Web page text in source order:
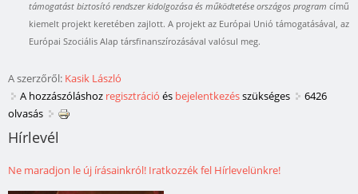
támogatást biztosító rendszer kidolgozása és működtetése országos program című
kiemelt projekt keretében zajlott. A projekt az Európai Unió támogatásával, az
Európai Szociális Alap társfinanszírozásával valósul meg.
A szerzőről: Kasik László
A hozzászóláshoz regisztráció és bejelentkezésszükséges
6426
olvasás
Hírlevél
Ne maradjon le új írásainkról! Iratkozzék fel Hírlevelünkre!